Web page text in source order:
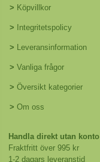
> Köpvillkor
> Integritetspolicy
> Leveransinformation
> Vanliga frågor
> Översikt kategorier
> Om oss
Handla direkt utan konto
Fraktfritt över 995 kr
1-2 dagars leveranstid